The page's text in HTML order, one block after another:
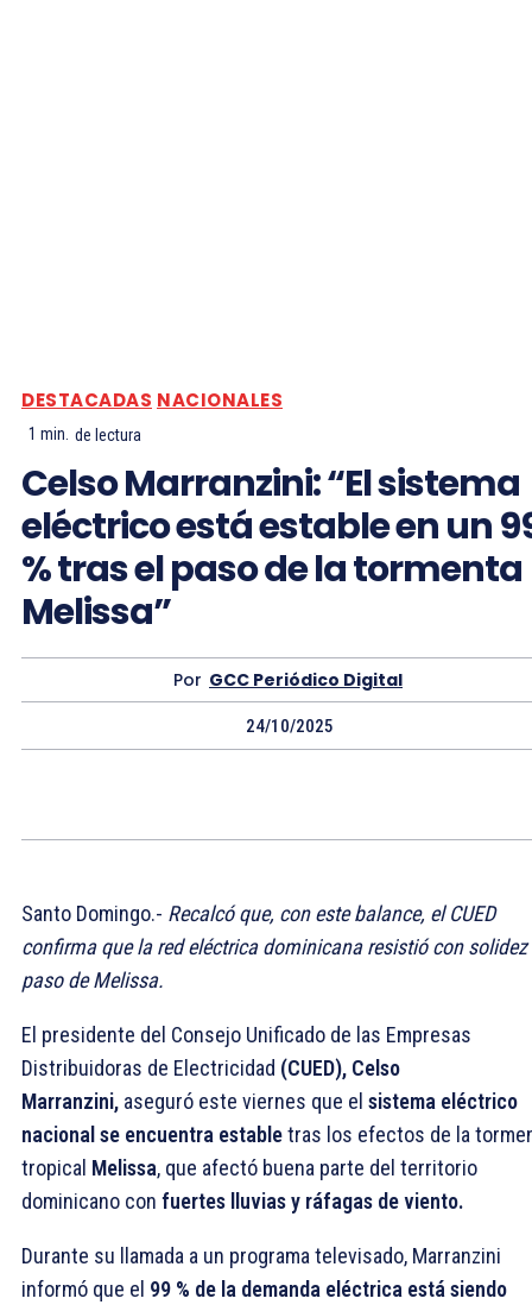
DESTACADAS NACIONALES
1 min. de lectura
Celso Marranzini: “El sistema
eléctrico está estable en un
% tras el paso de la tormenta
Melissa”
Por GCC Periódico Digital
24/10/2025
Santo Domingo.- Recalcó que, con este balance, el CUED
confirma que la red eléctrica dominicana resistió con solidez
paso de Melissa.
El presidente del Consejo Unificado de las Empresas
Distribuidoras de Electricidad (CUED), Celso
Marranzini, aseguró este viernes que el sistema eléctrico
nacional se encuentra establetras los efectos de la
tropical Melissa, que afectó buena parte del territorio
dominicano con fuertes lluvias y ráfagas de viento.
Durante su llamada a un programa televisado, Marranzini
informó que el 99 % de la demanda eléctrica está siendo